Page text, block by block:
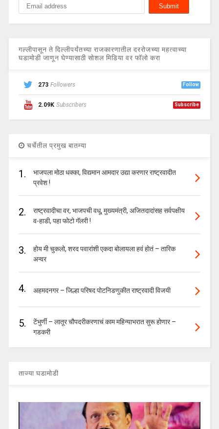
गल्लीपासून ते दिल्लीपर्यंतच्या राजकारणातील दररोजच्या महत्वाच्या
घडामोडी जाणून घेण्यासाठी सोशल मिडिया वर फॉलो करा
273 Followers Follow
2.09K Subscribers Subscribe
चर्चेतील प्रमुख बातम्या
1.
भाजपला मोठा धक्का, विद्यमान आमदार उद्या करणार राष्ट्रवादीत
प्रवेश !
2.
राष्ट्रवादीचा वर, भाजपची वधू, मुख्यमंत्री, अजितदादांसह सर्वपक्षीय
व-हाडी, पहा फोटो गॅलरी !
3.
होय मी चुकलो, शरद पवारांशी एकदा बोलायला हवं होतं – तारिक
अन्वर
4. अहमदनगर – जिल्हा परिषद पोटनिडणुकीत राष्ट्रवादी विजयी
5.
टेंभुर्णी – लातूर चौपदरीकरणाचं काम महिन्याभरात सुरू होणार –
गडकरी
ताज्या घडामोडी